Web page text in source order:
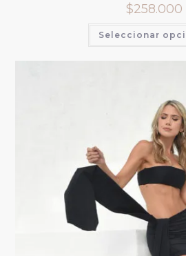
$258.000
Seleccionar